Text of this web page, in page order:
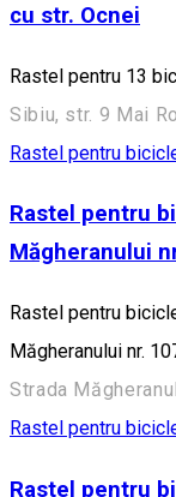
cu str. Ocnei
Rastel pentru 13
Sibiu, str. 9 Mai
Rastel pentru
Rastel pentru
Măgheranului
Rastel pentru
Măgheranului nr.
Strada
Rastel pentru
Rastel pentru